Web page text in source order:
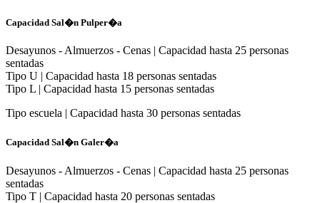
Capacidad Sal�n Pulper�a
Desayunos - Almuerzos - Cenas | Capacidad hasta 25 personas
sentadas
Tipo U | Capacidad hasta 18 personas sentadas
Tipo L | Capacidad hasta 15 personas sentadas
Tipo escuela | Capacidad hasta 30 personas sentadas
Capacidad Sal�n Galer�a
Desayunos - Almuerzos - Cenas | Capacidad hasta 25 personas
sentadas
Tipo T | Capacidad hasta 20 personas sentadas